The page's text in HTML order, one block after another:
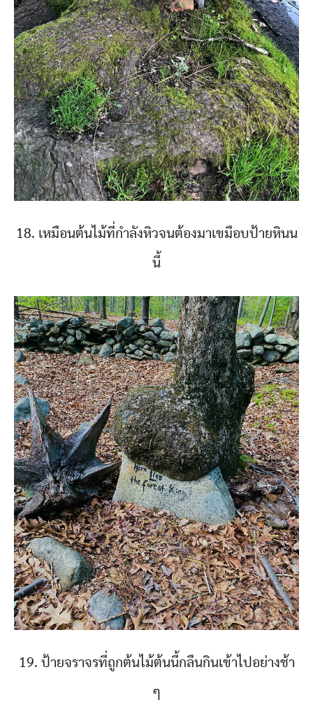
18. เหมือนต้นไม้ที่กำลังหิวจนต้องมาเขมือบป้ายหินน
นี้
19. ป้ายจราจรที่ถูกต้นไม้ต้นนี้กลืนกินเข้าไปอย่างช้า
ๆ